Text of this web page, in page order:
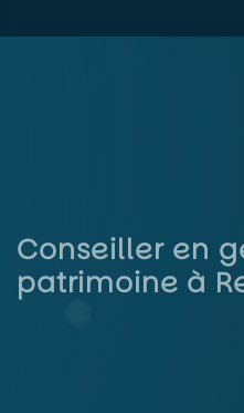
Conseiller en
patrimoine à